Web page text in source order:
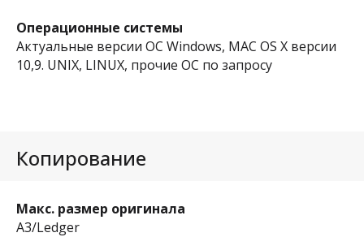
Операционные системы
Актуальные версии ОС Windows, MAC OS X версии
10,9. UNIX, LINUX, прочие ОС по запросу
Копирование
Макс. размер оригинала
A3/Ledger